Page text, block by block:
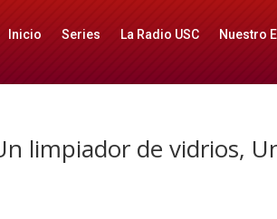
Inicio Series La Radio USC Nuestro
limpiador de vidrios,